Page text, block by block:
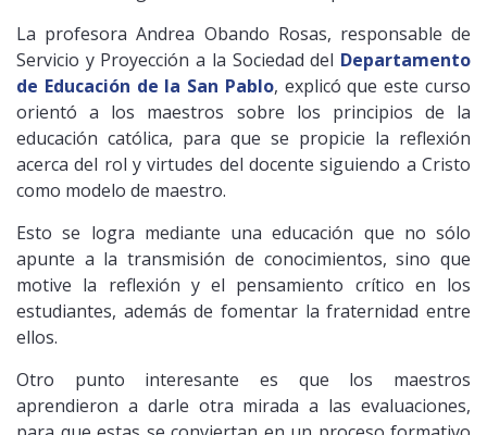
La profesora Andrea Obando Rosas, responsable de
Servicio y Proyección a la Sociedad del Departamento
de Educación de la San Pablo, explicó que este curso
orientó a los maestros sobre los principios de la
educación católica, para que se propicie la reflexión
acerca del rol y virtudes del docente siguiendo a Cristo
como modelo de maestro.
Esto se logra mediante una educación que no sólo
apunte a la transmisión de conocimientos, sino que
motive la reflexión y el pensamiento crítico en los
estudiantes, además de fomentar la fraternidad entre
ellos.
Otro punto interesante es que los maestros
aprendieron a darle otra mirada a las evaluaciones,